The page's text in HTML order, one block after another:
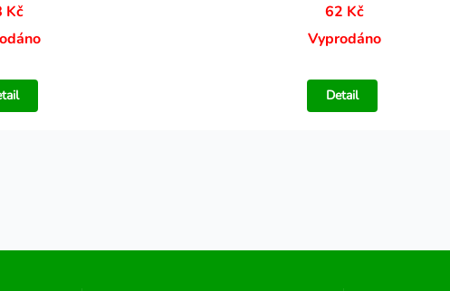
Kč
62 Kč
Vyprodáno
Detail